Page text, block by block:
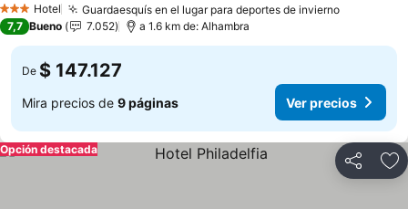
3 Estrellas
Hotel Guardaesquís en el lugar para deportes de invierno
7,7 Bueno 7.052 a 1.6 km de: Alhambra
De $ 147.127
Mira precios de 9 páginas Ver precios
Compartir
Opción destacada